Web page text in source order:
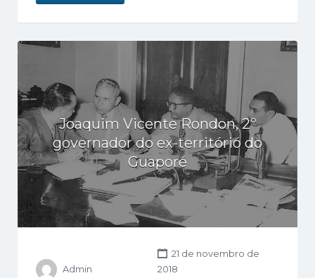
Joaquim Vicente Rondon, 2º
governador do ex-território do
Guaporé
Admin
21 de novembro de
2018